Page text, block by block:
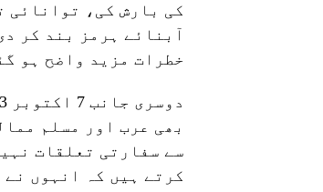
کی بارش کی، توانائی
آبنائے ہرمز بند کر
خطرات مزید واضح ہو
بھی عرب اور مسلم
سے سفارتی تعلقات
کرتے ہیں کہ انہوں